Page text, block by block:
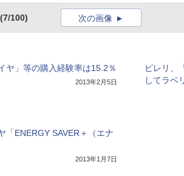
(7/100) 次の画像
ヤ」等の購入経験率は15.2％
2013年2月5日
ピレリ、
してラベ
「ENERGY SAVER＋（エナ
2013年1月7日